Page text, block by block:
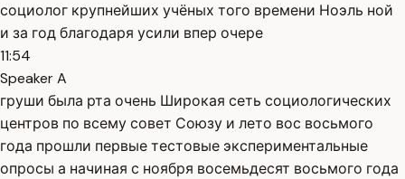
социолог крупнейших учёных того времени Ноэль ной
и за год благодаря усили впер очере
11:54
Speaker A
груши была рта очень Широкая сеть социологических
центров по всему совет Союзу и лето вос восьмого
года прошли первые тестовые экспериментальные
опросы а начиная с ноября восемьдесят восьмого года